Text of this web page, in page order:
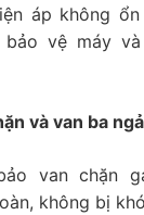
áp không
bảo vệ máy
và van ba ngả
van chặn
không bị